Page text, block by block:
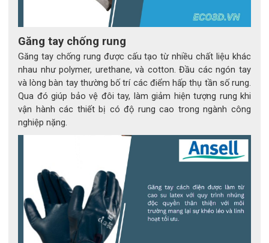
Hãy liên hệ với ECO3D ngay qua hotline: 0976 363 588
hoặc truy cập Website: https://eco3d.vnđể được tư vấn
và mua hàng nhanh chóng.
Găng tay chống rung
Găng tay chống rung được cấu tạo từ nhiều chất liệu khác
nhau như polymer, urethane, và cotton. Đầu các ngón tay
và lòng bàn tay thường bố trí các điểm hấp thụ tần số rung.
Qua đó giúp bảo vệ đôi tay, làm giảm hiện tượng rung khi
vận hành các thiết bị có độ rung cao trong ngành công
nghiệp nặng.